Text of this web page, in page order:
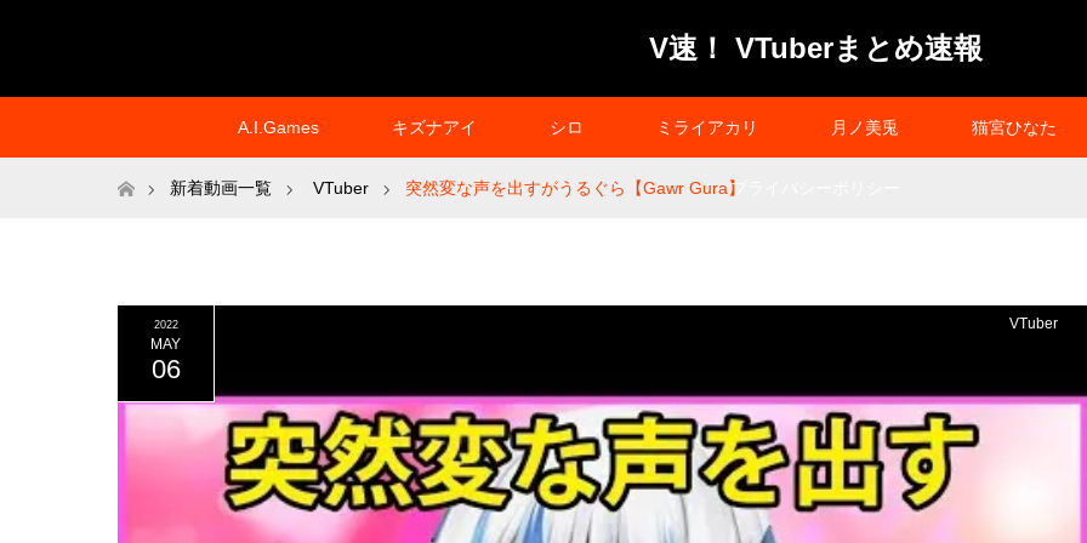
V速！ VTuberまとめ速報
A.I.Games キズナアイ シロ ミライアカリ 月ノ美兎 猫宮ひなた
プライバシーポリシー
ホーム新着動画一覧 VTuber 突然変な声を出すがうるぐら【Gawr Gura】
2022
MAY
06
VTuber